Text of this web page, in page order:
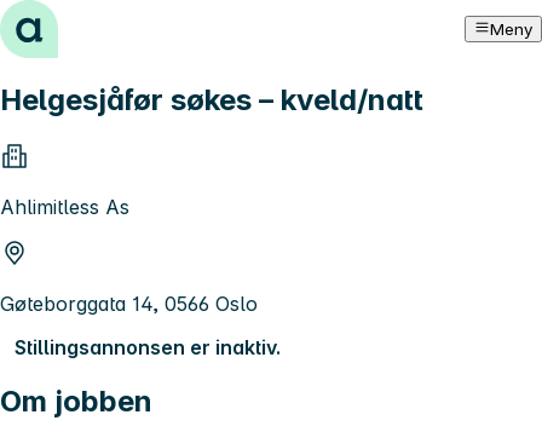
Hopp til innhold Meny
Helgesjåfør søkes – kveld/natt
Ahlimitless As
Gøteborggata 14, 0566 Oslo
Stillingsannonsen er inaktiv.
Om jobben